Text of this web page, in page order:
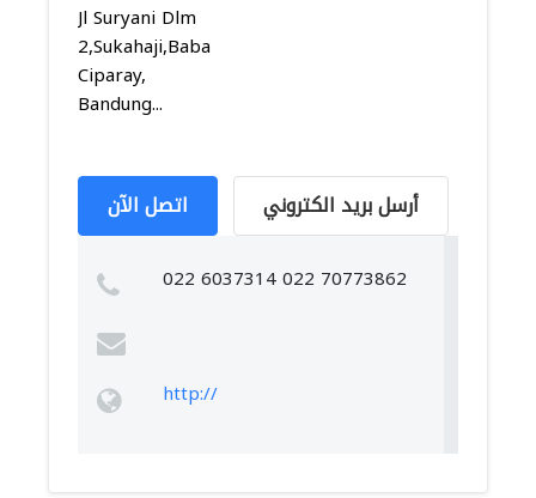
Jl Suryani Dlm
2,Sukahaji,Babakan
Ciparay,
Bandung...
اتصل الآن أرسل بريد الكتروني
022 6037314 022 70773862
http://